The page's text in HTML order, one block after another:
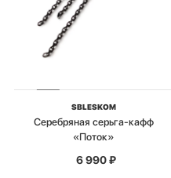
SBLESKOM
Серебряная серьга-кафф
«Поток»
6 990₽